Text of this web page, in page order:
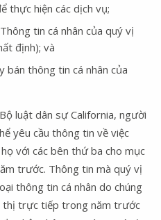
thực hiện các dịch vụ;
tin cá nhân của quý vị
định); và
bán thông tin cá nhân của
luật dân sự California, người
yêu cầu thông tin về việc
với các bên thứ ba cho mục
trước. Thông tin mà quý vị
thông tin cá nhân do chúng
thị trực tiếp trong năm trước